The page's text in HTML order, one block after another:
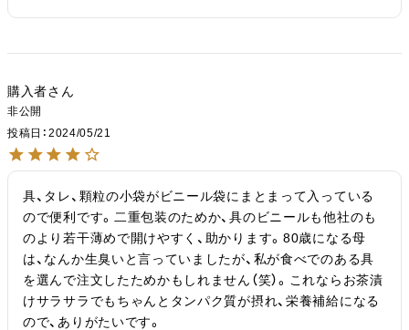
購入者
非公開
投稿日
2024/05/21
具、タレ、顆粒の小袋がビニール袋にまとまって入っている
ので便利です。二重包装のためか、具のビニールも他社のも
のより若干薄めで開けやすく、助かります。80歳になる母
は、なんか生臭いと言っていましたが、私が食べでのある具
を選んで注文したためかもしれません（笑）。これならお茶漬
けサラサラでもちゃんとタンパク質が摂れ、栄養補給になる
ので、ありがたいです。